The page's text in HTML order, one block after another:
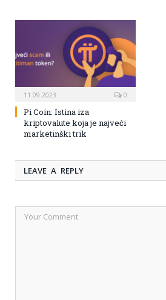
11.09.2023 0
Pi Coin: Istina iza
kriptovalute koja je najveći
marketinški trik
LEAVE A REPLY